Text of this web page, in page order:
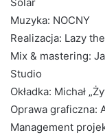
Muzyka: NOCNY
Realizacja: Lazy
Mix & mastering:
Studio
Okładka: Michał
Oprawa graficzna:
Management